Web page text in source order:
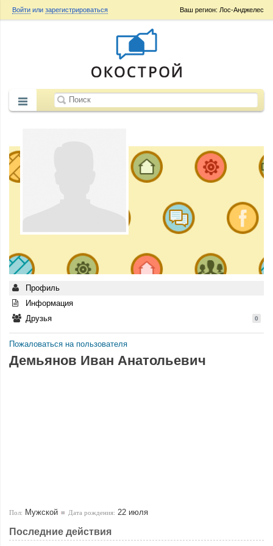
Ваш регион: Лос-Анджелес
Войти или зарегистрироваться
Профиль
Информация
Друзья
0
Пожаловаться на пользователя
Демьянов Иван Анатольевич
Пол: Мужской Дата рождения: 22 июля
Последние действия